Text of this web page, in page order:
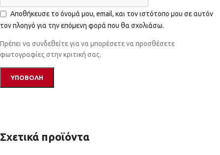
Αποθήκευσε το όνομά μου, email, και τον ιστότοπο μου σε αυτόν
τον πλοηγό για την επόμενη φορά που θα σχολιάσω.
Πρέπει να συνδεθείτε για να μπορέσετε να προσθέσετε
φωτογραφίες στην κριτική σας.
Σχετικά προϊόντα